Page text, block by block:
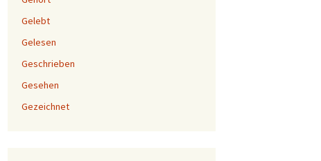
Gelebt
Gelesen
Geschrieben
Gesehen
Gezeichnet